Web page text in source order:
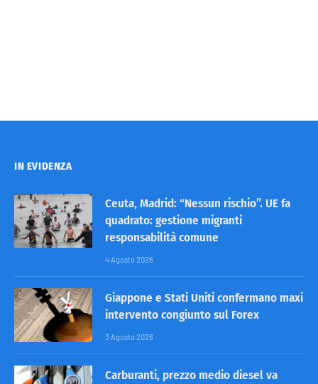
IN EVIDENZA
Ceuta, Madrid: “Nessun rischio”. UE fa
quadrato: gestione migranti
responsabilità comune
4 Agosto 2026
Giappone e Stati Uniti confermano maxi
intervento congiunto sul Forex
3 Agosto 2026
Carburanti, prezzo medio diesel va